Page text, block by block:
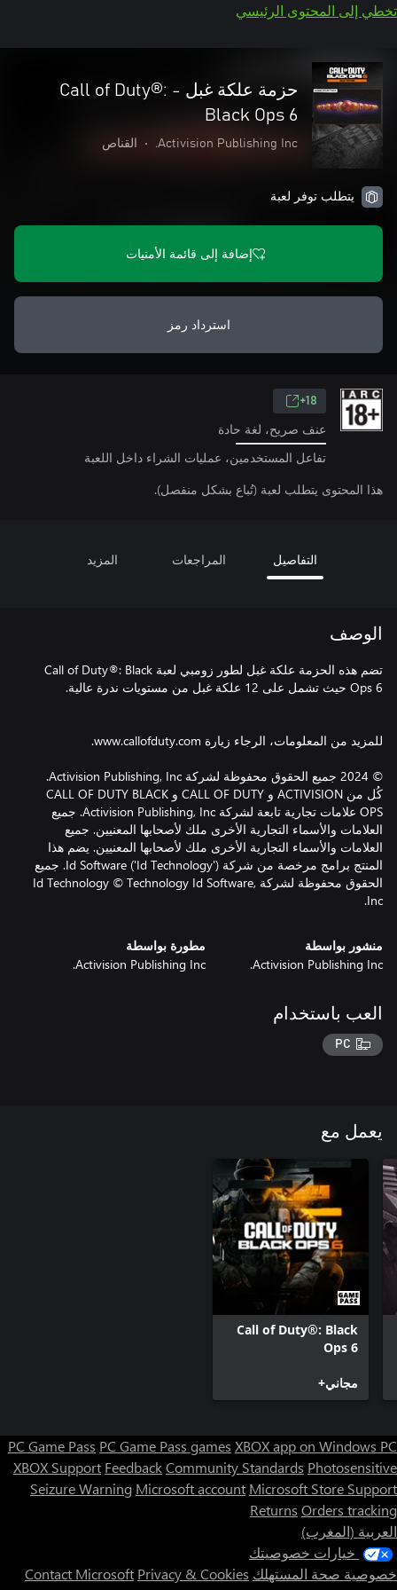
تخطي إلى المحتوى الرئيسي
حزمة علكة غبل - Call of Duty®:
Black Ops 6
Activision Publishing Inc.
• القناص
يتطلب توفر لعبة
إضافة إلى قائمة الأمنيات
استرداد رمز
18+
عنف صريح، لغة حادة
تفاعل المستخدمين، عمليات الشراء داخل اللعبة
هذا المحتوى يتطلب لعبة (تُباع بشكل منفصل).
التفاصيل المراجعات المزيد
الوصف
تضم هذه الحزمة علكة غبل لطور زومبي لعبة Call of Duty®: Black
© 2024 جميع الحقوق محفوظة لشركة Activision Publishing, Inc.
كُل من ACTIVISION و CALL OF DUTY و CALL OF DUTY BLACK
OPS علامات تجارية تابعة لشركة Activision Publishing, Inc. جميع
العلامات والأسماء التجارية الأخرى ملك لأصحابها المعنيين. جميع
العلامات والأسماء التجارية الأخرى ملك لأصحابها المعنيين. يضم هذا
المنتج برامج مرخصة من شركة Id Software ('Id Technology'). جميع
الحقوق محفوظة لشركة Id Technology © Technology Id Software,
Inc.
منشور بواسطة
Activision Publishing Inc.
مطورة بواسطة
Activision Publishing Inc.
العب باستخدام
PC
يعمل مع
Call of Duty®: Black
Ops 6
مجاني+
PC Game Pass PC Game Pass games XBOX app on Windows PC
XBOX Support FeedbackCommunity Standards Photosensitive
Seizure Warning Microsoft account Microsoft Store Support
Returns Orders tracking
العربية (المغرب)
خيارات خصوصيتك
خصوصية صحة المستهلك
Contact Microsoft Privacy & Cookies